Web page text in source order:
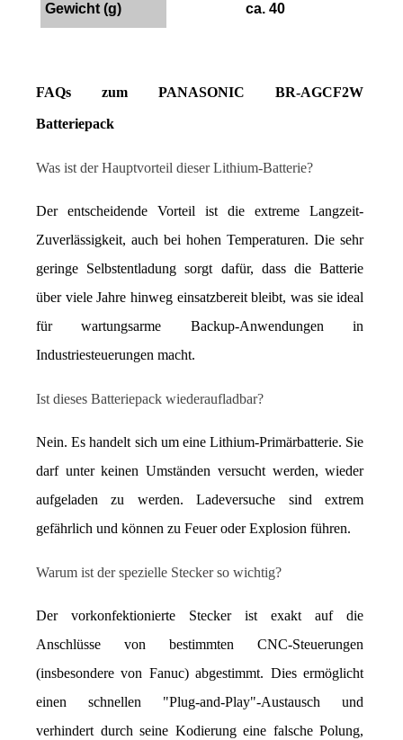
Gewicht (g) ca. 40
FAQs zum PANASONIC BR-AGCF2W
Batteriepack
Was ist der Hauptvorteil dieser Lithium-Batterie?
Der entscheidende Vorteil ist die extreme Langzeit-
Zuverlässigkeit, auch bei hohen Temperaturen. Die sehr
geringe Selbstentladung sorgt dafür, dass die Batterie
über viele Jahre hinweg einsatzbereit bleibt, was sie ideal
für wartungsarme Backup-Anwendungen in
Industriesteuerungen macht.
Ist dieses Batteriepack wiederaufladbar?
Nein. Es handelt sich um eine Lithium-Primärbatterie. Sie
darf unter keinen Umständen versucht werden, wieder
aufgeladen zu werden. Ladeversuche sind extrem
gefährlich und können zu Feuer oder Explosion führen.
Warum ist der spezielle Stecker so wichtig?
Der vorkonfektionierte Stecker ist exakt auf die
Anschlüsse von bestimmten CNC-Steuerungen
(insbesondere von Fanuc) abgestimmt. Dies ermöglicht
einen schnellen "Plug-and-Play"-Austausch und
verhindert durch seine Kodierung eine falsche Polung,